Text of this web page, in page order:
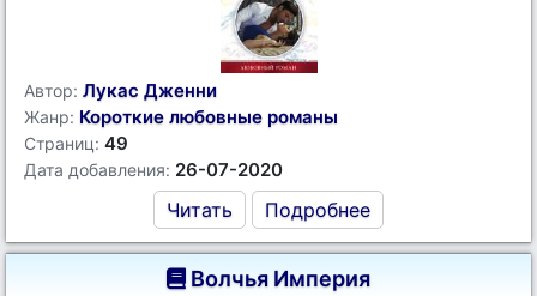
Автор: Лукас Дженни
Жанр: Короткие любовные романы
Страниц: 49
Дата добавления: 26-07-2020
Читать Подробнее
Волчья Империя